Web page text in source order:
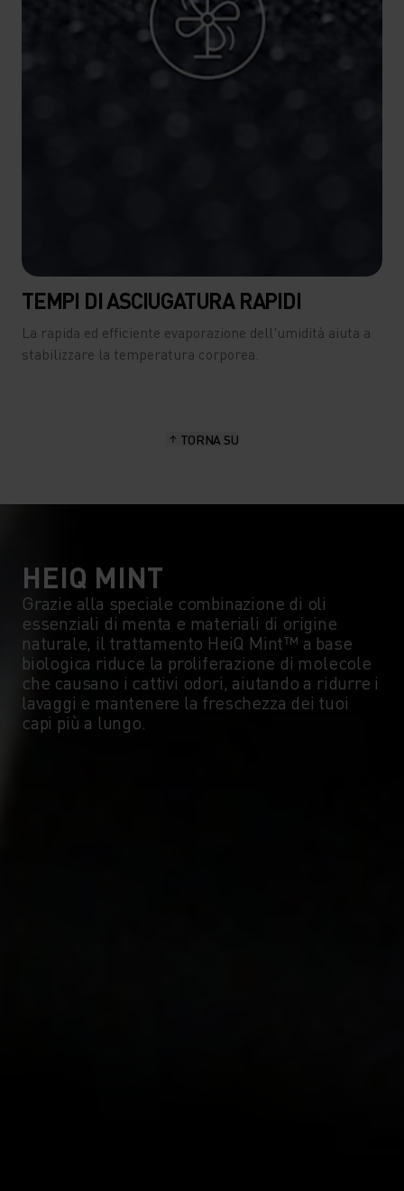
TEMPI DI ASCIUGATURA RAPIDI
La rapida ed efficiente evaporazione dell'umidità aiuta a
stabilizzare la temperatura corporea.
TORNA SU
HEIQ MINT
Grazie alla speciale combinazione di oli
essenziali di menta e materiali di origine
naturale, il trattamento HeiQ Mint™ a base
biologica riduce la proliferazione di molecole
che causano i cattivi odori, aiutando a ridurre i
lavaggi e mantenere la freschezza dei tuoi
capi più a lungo.